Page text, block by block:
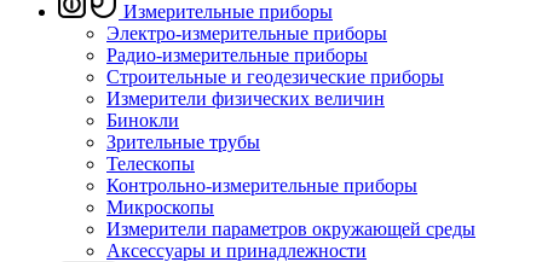
Измерительные приборы
Электро-измерительные приборы
Радио-измерительные приборы
Строительные и геодезические приборы
Измерители физических величин
Бинокли
Зрительные трубы
Телескопы
Контрольно-измерительные приборы
Микроскопы
Измерители параметров окружающей среды
Аксессуары и принадлежности